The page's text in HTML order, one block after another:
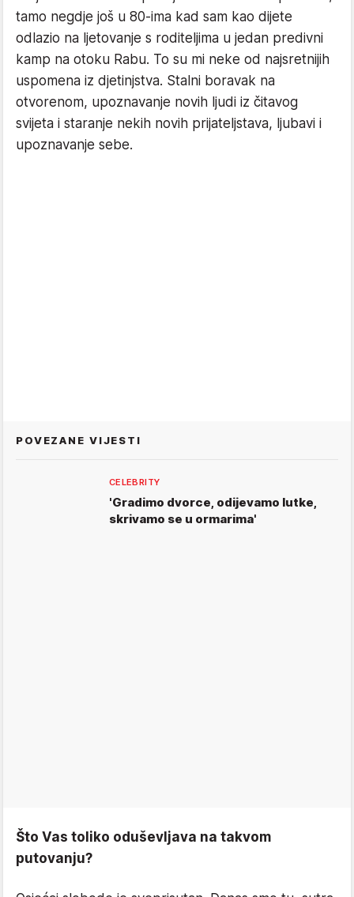
tamo negdje još u 80-ima kad sam kao dijete
odlazio na ljetovanje s roditeljima u jedan predivni
kamp na otoku Rabu. To su mi neke od najsretnijih
uspomena iz djetinjstva. Stalni boravak na
otvorenom, upoznavanje novih ljudi iz čitavog
svijeta i staranje nekih novih prijateljstava, ljubavi i
upoznavanje sebe.
POVEZANE VIJESTI
CELEBRITY
'Gradimo dvorce, odijevamo lutke,
skrivamo se u ormarima'
Što Vas toliko oduševljava na takvom
putovanju?